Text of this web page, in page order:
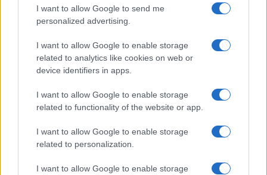
I want to allow Google to send me
personalized advertising.
I want to allow Google to enable storage
related to analytics like cookies on web or
device identifiers in apps.
I want to allow Google to enable storage
related to functionality of the website or app.
I want to allow Google to enable storage
related to personalization.
I want to allow Google to enable storage
Nem az üres, hanem az okosan működő
épület energiatakarékos
kistelepülési diákok mentorait
Palotai Gábor: Possible Landscapes /